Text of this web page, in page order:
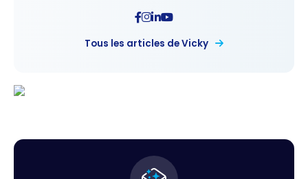
Tous les articles de Vicky